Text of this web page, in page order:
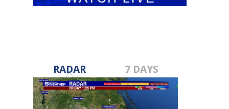
RADAR 7 DAYS